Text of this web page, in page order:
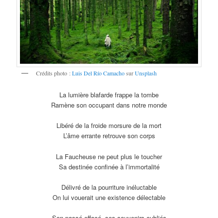
Crédits photo :Luis Del Río CamachosurUnsplash
La lumière blafarde frappe la tombe
Ramène son occupant dans notre monde
Libéré de la froide morsure de la mort
L’âme errante retrouve son corps
La Faucheuse ne peut plus le toucher
Sa destinée confinée à l’immortalité
Délivré de la pourriture inéluctable
On lui vouerait une existence délectable